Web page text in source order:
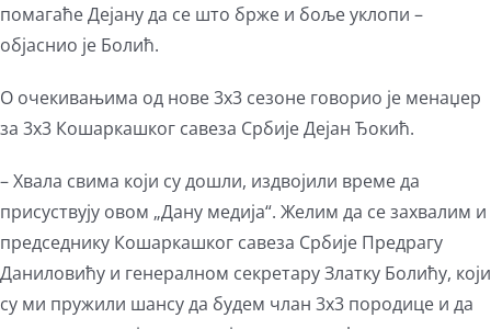
помагаће Дејану да се што брже и боље уклопи –
објаснио је Болић.
O очекивањима од нове 3х3 сезоне говорио је менаџер
за 3х3 Кошаркашког савеза Србије Дејан Ђокић.
– Хвала свима који су дошли, издвојили време да
присуствују овом „Дану медија“. Желим да се захвалим и
председнику Кошаркашког савеза Србије Предрагу
Даниловићу и генералном секретару Златку Болићу, који
су ми пружили шансу да будем члан 3х3 породице и да